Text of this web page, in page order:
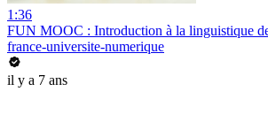
1:36
FUN MOOC : Introduction à la linguistique
france-universite-numerique
il y a 7 ans